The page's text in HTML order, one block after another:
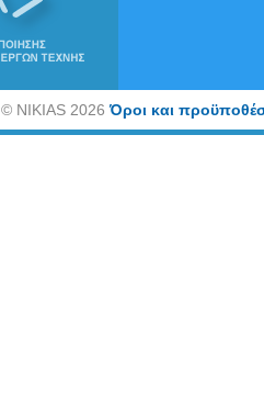
©NIKIAS 2026Όροι και